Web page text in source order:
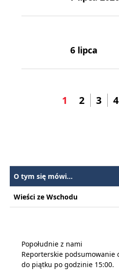
6 lipca
1 2 3 4
O tym się mówi...
Wieści ze Wschodu
Popołudnie z nami
Reporterskie podsumowanie
do piątku po godzinie 15:00.